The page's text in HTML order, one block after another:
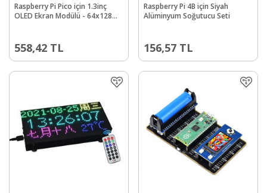
Raspberry Pi Pico için 1.3inç
OLED Ekran Modülü - 64x128
558,42 TL
Raspberry Pi 4B için Siyah
Alüminyum Soğutucu Seti
156,57 TL